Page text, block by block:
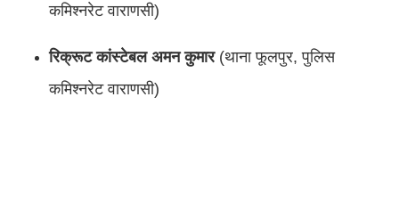
कमिश्नरेट वाराणसी)
रिक्रूट कांस्टेबल अमन कुमार(थाना फूलपुर, पुलिस
कमिश्नरेट वाराणसी)